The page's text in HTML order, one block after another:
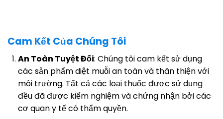
Cam Kết Của Chúng Tôi
An Toàn Tuyệt Đối: Chúng tôi cam kết sử dụng
các sản phẩm diệt muỗi an toàn và thân thiện với
môi trường. Tất cả các loại thuốc được sử dụng
đều đã được kiểm nghiệm và chứng nhận bởi các
cơ quan y tế có thẩm quyền.